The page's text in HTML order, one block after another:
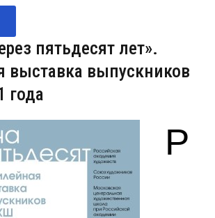
пятьдесят лет».
выставка выпускников
года
Р